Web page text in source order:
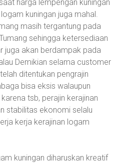
harga lempengan kuningan
kuningan juga mahal.
masih tergantung pada
sehingga ketersediaan
juga akan berdampak pada
Demikian selama customer
ditentukan pengrajin
bisa eksis walaupun
tsb, perajin kerajinan
stabilitas ekonomi selalu
kerja kerajinan logam
kuningan diharuskan kreatif